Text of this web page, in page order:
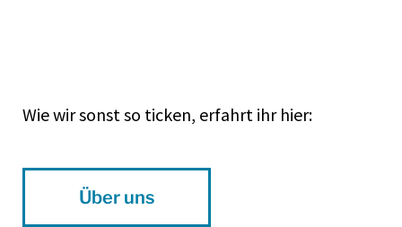
Wie wir sonst so ticken, erfahrt ihr hier:
Über uns